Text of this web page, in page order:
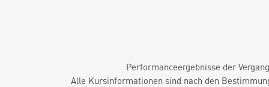
Performanceergebnisse der
Alle Kursinformationen sind nach den